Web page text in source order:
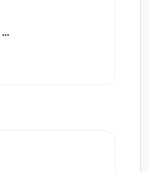
THERMOVAL przewód grzejny TV TS 6 m 102 W